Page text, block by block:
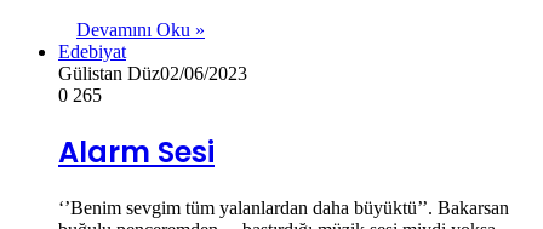
Devamını Oku »
Edebiyat
Gülistan Düz02/06/2023
0 265
Alarm Sesi
‘’Benim sevgim tüm yalanlardan daha büyüktü’’. Bakarsan